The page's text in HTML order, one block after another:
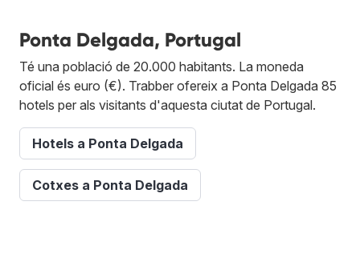
Ponta Delgada, Portugal
Té una població de 20.000 habitants. La moneda
oficial és euro (€). Trabber ofereix a Ponta Delgada 85
hotels per als visitants d'aquesta ciutat de Portugal.
Hotels a Ponta Delgada
Cotxes a Ponta Delgada